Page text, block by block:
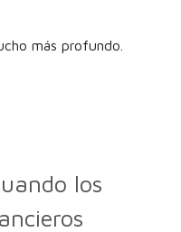
más profundo.
los